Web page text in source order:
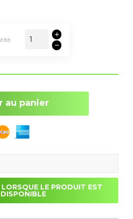
au panier
LE PRODUIT EST
DISPONIBLE